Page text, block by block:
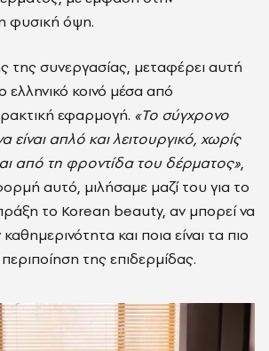
φυσική όψη.
της συνεργασίας, μεταφέρει αυτή
ελληνικό κοινό μέσα από
εφαρμογή. «Το σύγχρονο
είναι απλό και λειτουργικό, χωρίς
από τη φροντίδα του δέρματος»,
αυτό, μιλήσαμε μαζί του για το
πράξη το Korean beauty, αν μπορεί να
και ποια είναι τα πιο
της επιδερμίδας.